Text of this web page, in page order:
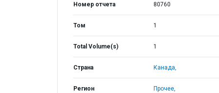
Номер отчета 80760
Том 1
Total Volume(s) 1
Страна Канада,
Регион Прочее,